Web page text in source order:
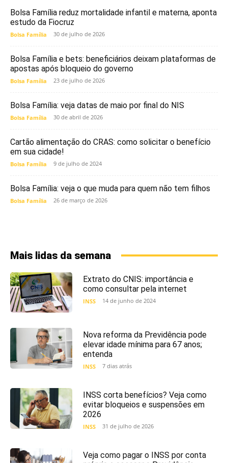
Bolsa Família reduz mortalidade infantil e materna, aponta
estudo da Fiocruz
Bolsa Família 30 de julho de 2026
Bolsa Família e bets: beneficiários deixam plataformas de
apostas após bloqueio do governo
Bolsa Família 23 de julho de 2026
Bolsa Família: veja datas de maio por final do NIS
Bolsa Família 30 de abril de 2026
Cartão alimentação do CRAS: como solicitar o benefício
em sua cidade!
Bolsa Família 9 de julho de 2024
Bolsa Família: veja o que muda para quem não tem filhos
Bolsa Família 26 de março de 2026
Mais lidas da semana
Extrato do CNIS: importância e
como consultar pela internet
INSS 14 de junho de 2024
Nova reforma da Previdência pode
elevar idade mínima para 67 anos;
entenda
INSS 7 dias atrás
INSS corta benefícios? Veja como
evitar bloqueios e suspensões em
2026
INSS 31 de julho de 2026
Veja como pagar o INSS por conta